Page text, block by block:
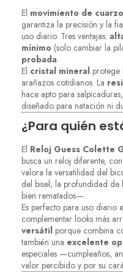
El movimiento de
garantiza la precisión y la
uso diario. Tres ventajas:
mínimo (solo cambiar la
probada.
El cristal mineral protege
arañazos cotidianos. La
hace apto para
diseñado para natación ni
¿Para quién
El Reloj Guess Colette
busca un reloj diferente,
valora la versatilidad del
del bisel, la profundidad de
bien rematados—.
Es perfecto para uso diario
complementar looks más
versátil porque combina
también una excelente
especiales —cumpleaños,
valor percibido y por su